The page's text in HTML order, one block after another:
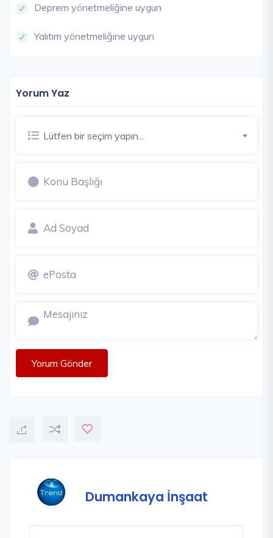
Deprem yönetmeliğine uygun
Yalıtım yönetmeliğine uygun
Yorum Yaz
Lütfen bir seçim yapın...
Yorum Gönder
Dumankaya İnşaat